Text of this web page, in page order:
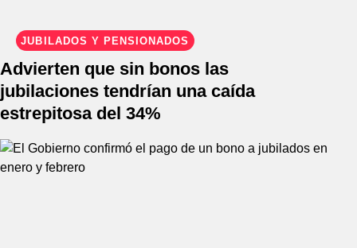
JUBILADOS Y PENSIONADOS
Advierten que sin bonos las
jubilaciones tendrían una caída
estrepitosa del 34%